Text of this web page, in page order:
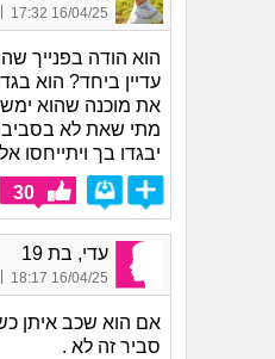
16/04/25 17:32
|
הוא הודה בפנייך
עדיין ביחד? הוא
את מוכנה שהוא
מתי שאת לא
יבגדו בך ויתייחסו
30
עדי, בת 19
16/04/25 18:17
אם הוא שכב איתן
סביר זה לא .